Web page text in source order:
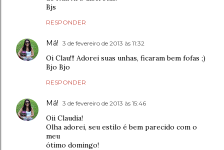
Bjs
RESPONDER
Má! 3 de fevereiro de 2013 às 11:32
Oi Clau!!! Adorei suas unhas, ficaram bem fofas ;)
Bjo Bjo
RESPONDER
Má! 3 de fevereiro de 2013 às 15:46
Oii Claudia!
Olha adorei, seu estilo é bem parecido com o
meu
ótimo domingo!